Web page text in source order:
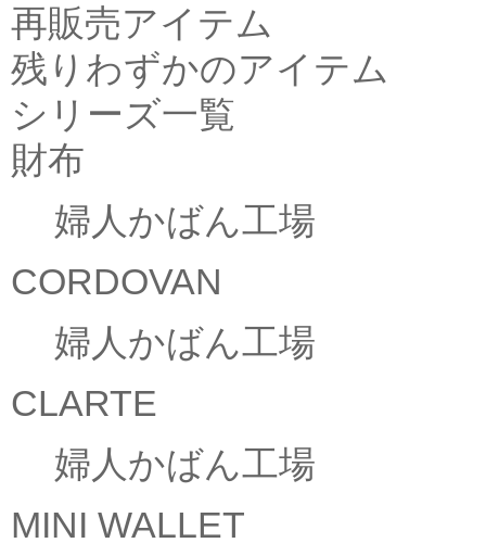
再販売アイテム
残りわずかのアイテム
シリーズ一覧
財布
婦人かばん工場
CORDOVAN
婦人かばん工場
CLARTE
婦人かばん工場
MINI WALLET